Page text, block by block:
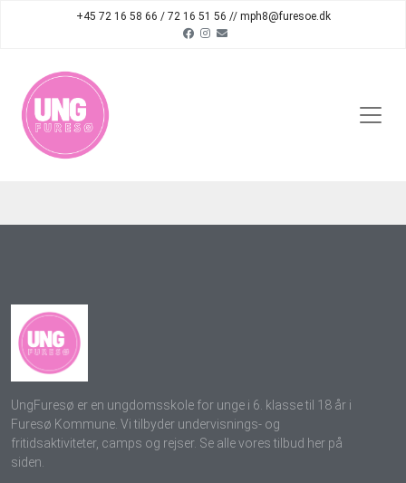
+45 72 16 58 66 / 72 16 51 56 // mph8@furesoe.dk
UngFuresø er en ungdomsskole for unge i 6. klasse til 18 år i
Furesø Kommune. Vi tilbyder undervisnings- og
fritidsaktiviteter, camps og rejser. Se alle vores tilbud her på
siden.